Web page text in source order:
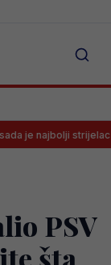
strijelac brazilske
PSV